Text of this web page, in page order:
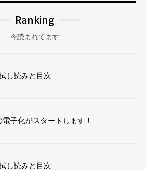
Ranking
今読まれてます
し読みと目次
子化がスタートします！
し読みと目次